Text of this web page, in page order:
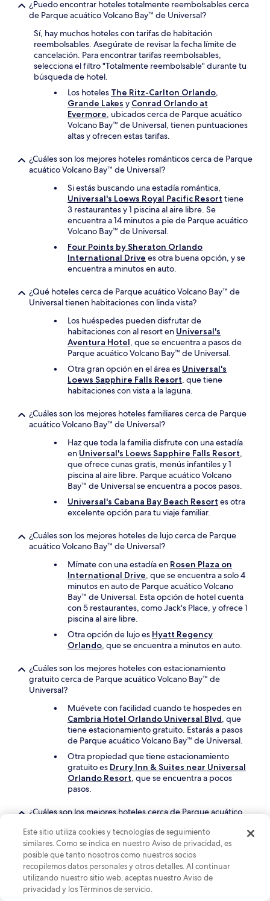
¿Puedo encontrar hoteles totalmente reembolsables cerca
de Parque acuático Volcano Bay™ de Universal?
Sí, hay muchos hoteles con tarifas de habitación
reembolsables. Asegúrate de revisar la fecha límite de
cancelación. Para encontrar tarifas reembolsables,
selecciona el filtro "Totalmente reembolsable" durante tu
búsqueda de hotel.
Los hoteles The Ritz-Carlton Orlando,
Grande Lakes y Conrad Orlando at
Evermore, ubicados cerca de Parque acuático
Volcano Bay™ de Universal, tienen puntuaciones
altas y ofrecen estas tarifas.
¿Cuáles son los mejores hoteles románticos cerca de Parque
acuático Volcano Bay™ de Universal?
Si estás buscando una estadía romántica,
Universal's Loews Royal Pacific Resort tiene
3 restaurantes y 1 piscina al aire libre. Se
encuentra a 14 minutos a pie de Parque acuático
Volcano Bay™ de Universal.
Four Points by Sheraton Orlando
International Drive es otra buena opción, y se
encuentra a minutos en auto.
¿Qué hoteles cerca de Parque acuático Volcano Bay™ de
Universal tienen habitaciones con linda vista?
Los huéspedes pueden disfrutar de
habitaciones con al resort en Universal's
Aventura Hotel, que se encuentra a pasos de
Parque acuático Volcano Bay™ de Universal.
Otra gran opción en el área es Universal's
Loews Sapphire Falls Resort, que tiene
habitaciones con vista a la laguna.
¿Cuáles son los mejores hoteles familiares cerca de Parque
acuático Volcano Bay™ de Universal?
Haz que toda la familia disfrute con una estadía
en Universal's Loews Sapphire Falls Resort,
que ofrece cunas gratis, menús infantiles y 1
piscina al aire libre. Parque acuático Volcano
Bay™ de Universal se encuentra a pocos pasos.
Universal's Cabana Bay Beach Resort es otra
excelente opción para tu viaje familiar.
¿Cuáles son los mejores hoteles de lujo cerca de Parque
acuático Volcano Bay™ de Universal?
Mímate con una estadía en Rosen Plaza on
International Drive, que se encuentra a solo 4
minutos en auto de Parque acuático Volcano
Bay™ de Universal. Esta opción de hotel cuenta
con 5 restaurantes, como Jack's Place, y ofrece 1
piscina al aire libre.
Otra opción de lujo es Hyatt Regency
Orlando, que se encuentra a minutos en auto.
¿Cuáles son los mejores hoteles con estacionamiento
gratuito cerca de Parque acuático Volcano Bay™ de
Universal?
Muévete con facilidad cuando te hospedes en
Cambria Hotel Orlando Universal Blvd, que
tiene estacionamiento gratuito. Estarás a pasos
de Parque acuático Volcano Bay™ de Universal.
Otra propiedad que tiene estacionamiento
gratuito es Drury Inn & Suites near Universal
Orlando Resort, que se encuentra a pocos
pasos.
¿Cuáles son los mejores hoteles cerca de Parque acuático
En 1 piscina al aire libre, los huéspedes pueden
disfrutar deUniversal's Aventura Hotel
hotel se encuentra a pasos de Parque acuático
Volcano Bay™ de Universal.
Otro grandioso hotel con piscina es
Este sitio utiliza cookies y tecnologías de seguimiento
similares. Como se indica en nuestro Aviso de privacidad, es
posible que tanto nosotros como nuestros socios
recopilemos datos personales y otros detalles. Al continuar
utilizando nuestro sitio web, aceptas nuestro Aviso de
privacidad y los Términos de servicio.